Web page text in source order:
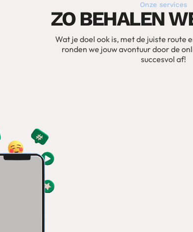
Onze services
ZO BEHALEN
Wat je doel ook is, met de juiste route
ronden we jouw avontuur door de
succesvol af!